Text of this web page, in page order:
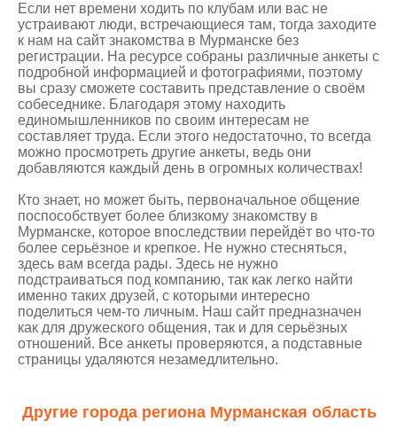
Если нет времени ходить по клубам или вас не
устраивают люди, встречающиеся там, тогда заходите
к нам на сайт знакомства в Мурманске без
регистрации. На ресурсе собраны различные анкеты с
подробной информацией и фотографиями, поэтому
вы сразу сможете составить представление о своём
собеседнике. Благодаря этому находить
единомышленников по своим интересам не
составляет труда. Если этого недостаточно, то всегда
можно просмотреть другие анкеты, ведь они
добавляются каждый день в огромных количествах!
Кто знает, но может быть, первоначальное общение
поспособствует более близкому знакомству в
Мурманске, которое впоследствии перейдёт во что-то
более серьёзное и крепкое. Не нужно стесняться,
здесь вам всегда рады. Здесь не нужно
подстраиваться под компанию, так как легко найти
именно таких друзей, с которыми интересно
поделиться чем-то личным. Наш сайт предназначен
как для дружеского общения, так и для серьёзных
отношений. Все анкеты проверяются, а подставные
страницы удаляются незамедлительно.
Другие города региона Мурманская область